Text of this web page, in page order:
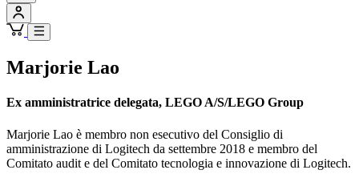
Marjorie Lao
Ex amministratrice delegata, LEGO A/S/LEGO Group
Marjorie Lao è membro non esecutivo del Consiglio di
amministrazione di Logitech da settembre 2018 e membro del
Comitato audit e del Comitato tecnologia e innovazione di Logitech.